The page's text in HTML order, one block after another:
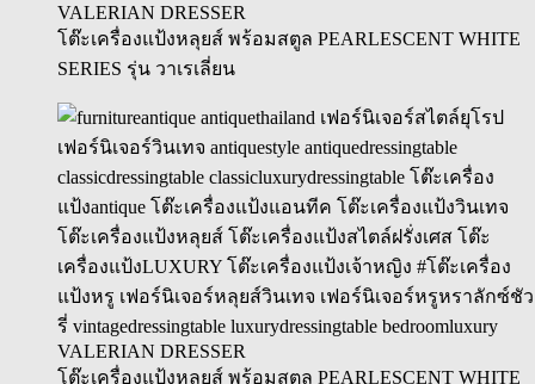
VALERIAN DRESSER
โต๊ะเครื่องแป้งหลุยส์ พร้อมสตูล PEARLESCENT WHITE
SERIES รุ่น วาเรเลี่ยน
VALERIAN DRESSER
โต๊ะเครื่องแป้งหลุยส์ พร้อมสตูล PEARLESCENT WHITE